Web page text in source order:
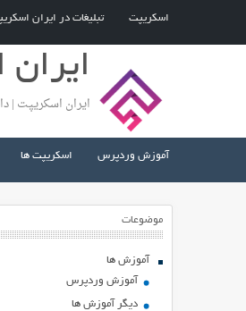
اسکریپت تبلیغات در ایران
ایران اسکریپت |
آموزش وردپرس اسکریپت ها
موضوعات
آموزش ها
آموزش وردپرس
دیگر آموزش ها